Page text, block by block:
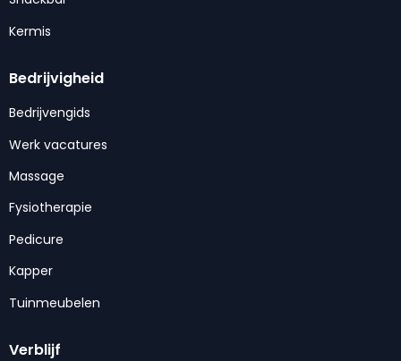
Kermis
Bedrijvigheid
Bedrijvengids
Werk vacatures
Massage
Fysiotherapie
Pedicure
Kapper
Tuinmeubelen
Verblijf